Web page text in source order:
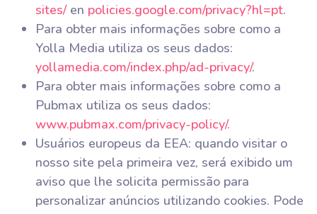
sites/en policies.google.com/privacy?hl=pt.
Para obter mais informações sobre como a
Yolla Media utiliza os seus dados:
yollamedia.com/index.php/ad-privacy/.
Para obter mais informações sobre como a
Pubmax utiliza os seus dados:
www.pubmax.com/privacy-policy/.
Usuários europeus da EEA: quando visitar o
nosso site pela primeira vez, será exibido um
aviso que lhe solicita permissão para
personalizar anúncios utilizando cookies. Pode